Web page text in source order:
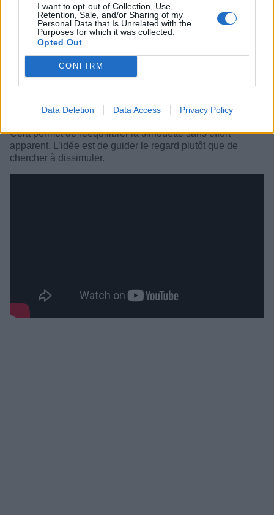
I want to opt-out of Collection, Use,
Retention, Sale, and/or Sharing of my
Personal Data that Is Unrelated with the
Purposes for which it was collected.
Opted Out
CONFIRM
Data Deletion Data Access Privacy Policy
Structurer la tenue avec les bons détails :Les détails
cintrée, un haut avec un joli tombé ou encore un décolleté
Cela permet de rééquilibrer la silhouette sans effort
apparent. L’idée est de guider le regard plutôt que de
chercher à dissimuler.